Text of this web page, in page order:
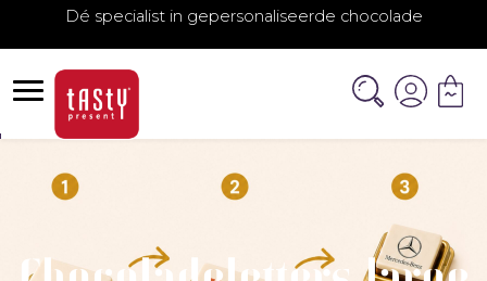
Dé specialist in gepersonaliseerde chocolade